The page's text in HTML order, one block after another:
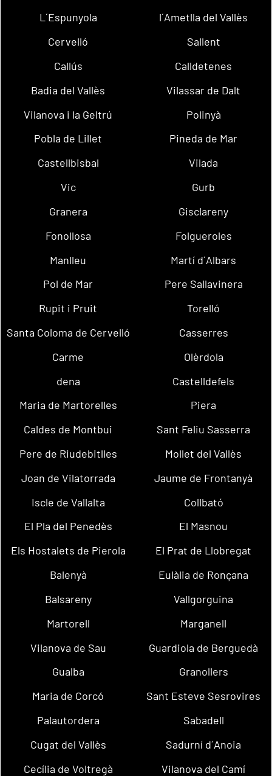
L´Espunyola
l´Ametlla del Vallès
Cervelló
Sallent
Callús
Calldetenes
Badia del Vallès
Vilassar de Dalt
Vilanova i la Geltrú
Polinyà
Pobla de Lillet
Pineda de Mar
Castellbisbal
Vilada
Vic
Gurb
Granera
Gisclareny
Fonollosa
Folgueroles
Manlleu
Martí d´Albars
Pol de Mar
Pere Sallavinera
Rupit i Pruit
Torelló
Santa Coloma de Cervelló
Casserres
Carme
Olèrdola
dena
Castelldefels
Maria de Martorelles
Piera
Caldes de Montbui
Sant Feliu Sasserra
Pere de Riudebitlles
Mollet del Vallès
Joan de Vilatorrada
Jaume de Frontanyà
Iscle de Vallalta
Collbató
El Pla del Penedès
El Masnou
Els Hostalets de Pierola
El Prat de Llobregat
Balenyà
Eulàlia de Ronçana
Balsareny
Vallgorguina
Martorell
Marganell
Vilanova de Sau
Guardiola de Berguedà
Gualba
Granollers
Maria de Corcó
Sant Esteve Sesrovires
Palautordera
Sabadell
Cugat del Vallès
Sadurní d´Anoia
Cecília de Voltregà
Vilanova del Camí